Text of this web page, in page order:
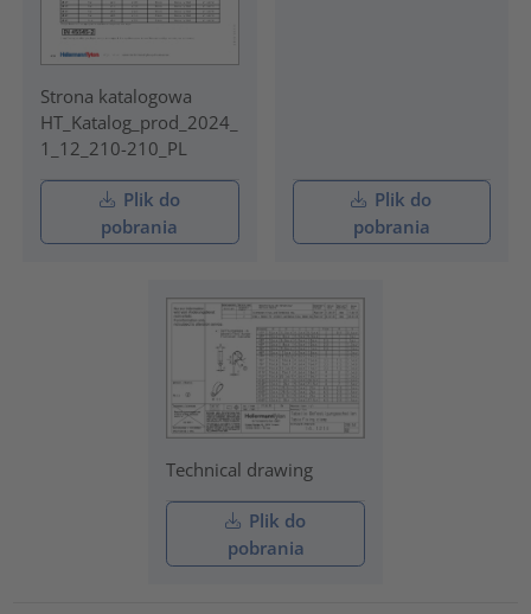
Strona katalogowa
HT_Katalog_prod_2024_
1_12_210-210_PL
Plik do
pobrania
Plik do
pobrania
Technical drawing
Plik do
pobrania